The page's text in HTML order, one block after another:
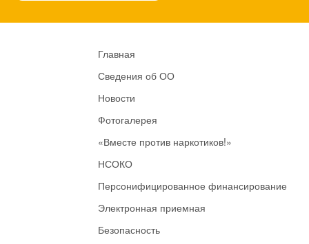
Главная
Сведения об ОО
Новости
Фотогалерея
«Вместе против наркотиков!»
НСОКО
Персонифицированное финансирование
Электронная приемная
Безопасность